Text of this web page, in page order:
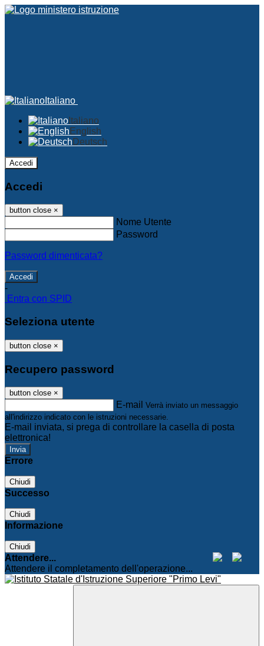
Italiano
Italiano
English
Deutsch
Accedi
Accedi
button close ×
Nome Utente
Password
Password dimenticata?
-
Entra con SPID
Seleziona utente
button close ×
Recupero password
button close ×
E-mail Verrà inviato un messaggio
all'indirizzo indicato con le istruzioni necessarie.
E-mail inviata, si prega di controllare la casella di posta
elettronica!
Errore
Chiudi
Successo
Chiudi
Informazione
Chiudi
Attendere...
Attendere il completamento dell'operazione...